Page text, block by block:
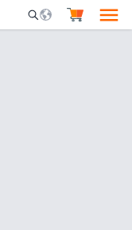
Mobile Search